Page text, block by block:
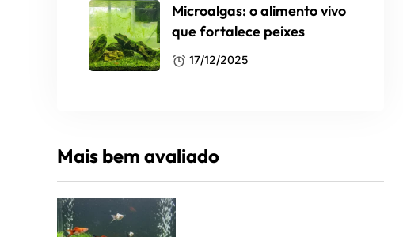
Microalgas: o alimento vivo
que fortalece peixes
17/12/2025
Mais bem avaliado